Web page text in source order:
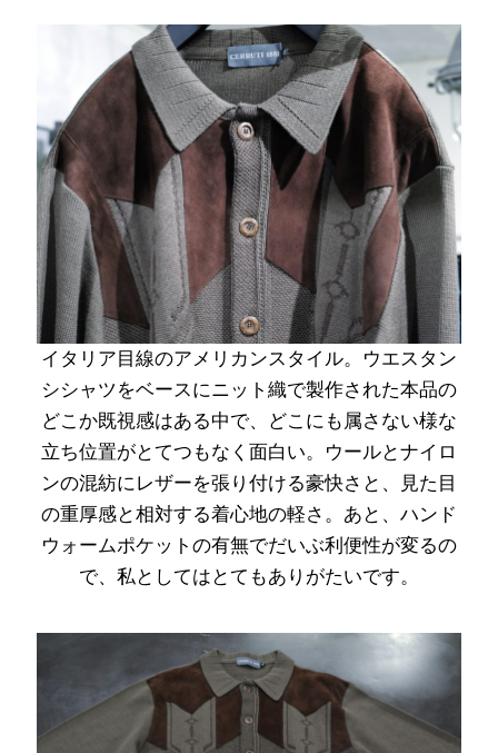
イタリア目線のアメリカンスタイル。ウエスタン
シシャツをベースにニット織で製作された本品の
どこか既視感はある中で、どこにも属さない様な
立ち位置がとてつもなく面白い。ウールとナイロ
ンの混紡にレザーを張り付ける豪快さと、見た目
の重厚感と相対する着心地の軽さ。あと、ハンド
ウォームポケットの有無でだいぶ利便性が変るの
で、私としてはとてもありがたいです。